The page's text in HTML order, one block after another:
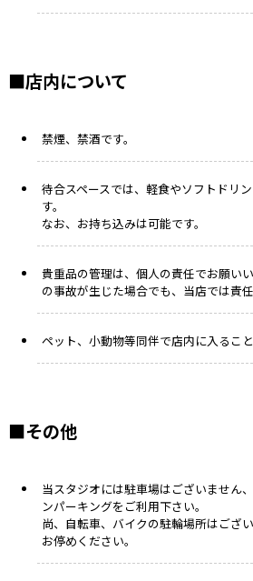
■店内について
禁煙、禁酒です。
待合スペースでは、軽食やソフトドリ
す。
なお、お持ち込みは可能です。
貴重品の管理は、個人の責任でお願い
の事故が生じた場合でも、当店では責任
ペット、小動物等同伴で店内に入ること
■その他
当スタジオには駐車場はございません
ンパーキングをご利用下さい。
尚、自転車、バイクの駐輪場所はござ
お停めください。